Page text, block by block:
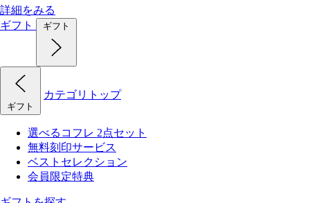
詳細をみる
ギフト
ギフト
ギフト
カテゴリトップ
選べるコフレ 2点セット
無料刻印サービス
ベストセレクション
会員限定特典